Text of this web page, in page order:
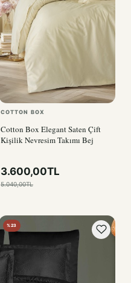
COTTON BOX
Cotton Box Elegant Saten Çift
Kişilik Nevresim Takımı Bej
3.600,00TL
5.040,00TL
%23